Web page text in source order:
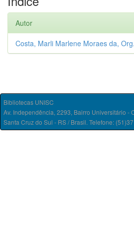
Autor
Costa, Marli Marlene Moraes da, Org.
Bibliotecas UNISC
Av. Independência, 2293, Bairro Universitário -
Santa Cruz do Sul - RS / Brasil. Telefone: